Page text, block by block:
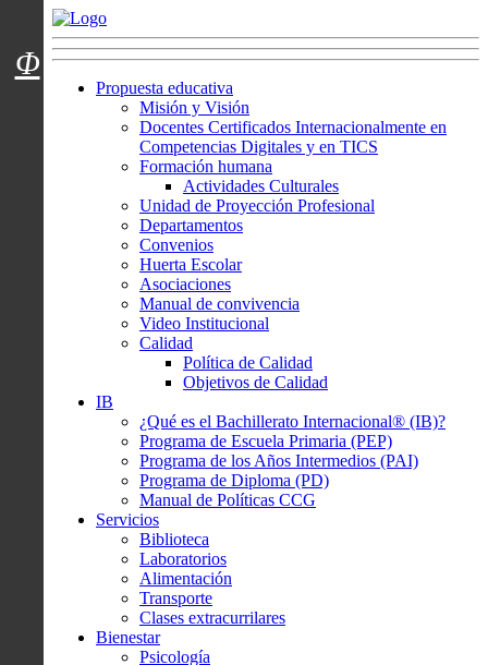
Menú usuarios
Propuesta educativa
Misión y Visión
Docentes Certificados Internacionalmente en
Competencias Digitales y en TICS
Formación humana
Actividades Culturales
Unidad de Proyección Profesional
Departamentos
Convenios
Huerta Escolar
Asociaciones
Manual de convivencia
Video Institucional
Calidad
Política de Calidad
Objetivos de Calidad
IB
¿Qué es el Bachillerato Internacional® (IB)?
Programa de Escuela Primaria (PEP)
Programa de los Años Intermedios (PAI)
Programa de Diploma (PD)
Manual de Políticas CCG
Servicios
Biblioteca
Laboratorios
Alimentación
Transporte
Clases extracurrilares
Bienestar
Psicología
Φ